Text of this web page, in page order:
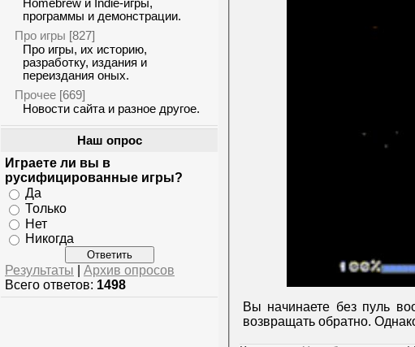
Homebrew и Indie-игры,
программы и демонстрации.
Про игры [827]
Про игры, их историю,
разработку, издания и
переиздания оных.
Прочее [669]
Новости сайта и разное другое.
Наш опрос
Играете ли вы в
русифицированные игры?
Да
Только
Нет
Никогда
Результаты
Архив опросов
Всего ответов: 1498
Вы начинаете без пуль
возвращать обратно.